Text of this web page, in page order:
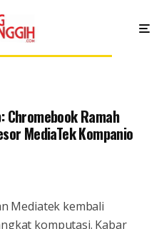
Chromebook Ramah
MediaTek Kompanio
Mediatek kembali
komputasi. Kabar